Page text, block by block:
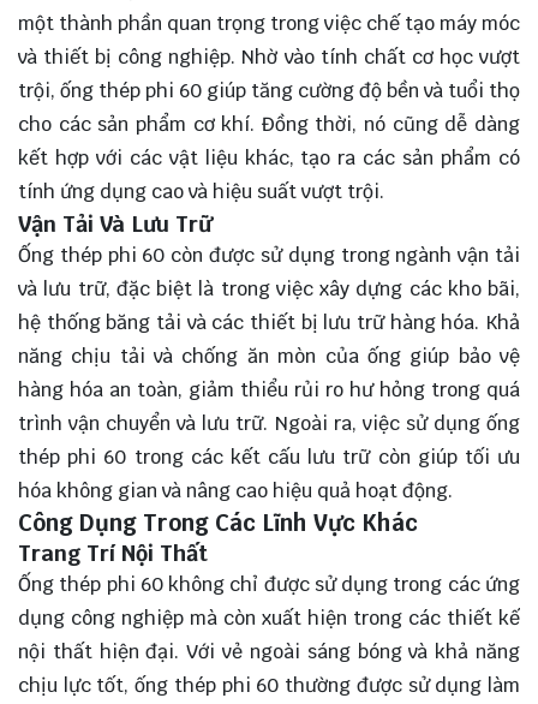
một thành phần quan trọng trong việc chế tạo máy móc
và thiết bị công nghiệp. Nhờ vào tính chất cơ học vượt
trội, ống thép phi 60 giúp tăng cường độ bền và tuổi thọ
cho các sản phẩm cơ khí. Đồng thời, nó cũng dễ dàng
kết hợp với các vật liệu khác, tạo ra các sản phẩm có
tính ứng dụng cao và hiệu suất vượt trội.
Vận Tải Và Lưu Trữ
Ống thép phi 60 còn được sử dụng trong ngành vận tải
và lưu trữ, đặc biệt là trong việc xây dựng các kho bãi,
hệ thống băng tải và các thiết bị lưu trữ hàng hóa. Khả
năng chịu tải và chống ăn mòn của ống giúp bảo vệ
hàng hóa an toàn, giảm thiểu rủi ro hư hỏng trong quá
trình vận chuyển và lưu trữ. Ngoài ra, việc sử dụng ống
thép phi 60 trong các kết cấu lưu trữ còn giúp tối ưu
hóa không gian và nâng cao hiệu quả hoạt động.
Công Dụng Trong Các Lĩnh Vực Khác
Trang Trí Nội Thất
Ống thép phi 60 không chỉ được sử dụng trong các ứng
dụng công nghiệp mà còn xuất hiện trong các thiết kế
nội thất hiện đại. Với vẻ ngoài sáng bóng và khả năng
chịu lực tốt, ống thép phi 60 thường được sử dụng làm